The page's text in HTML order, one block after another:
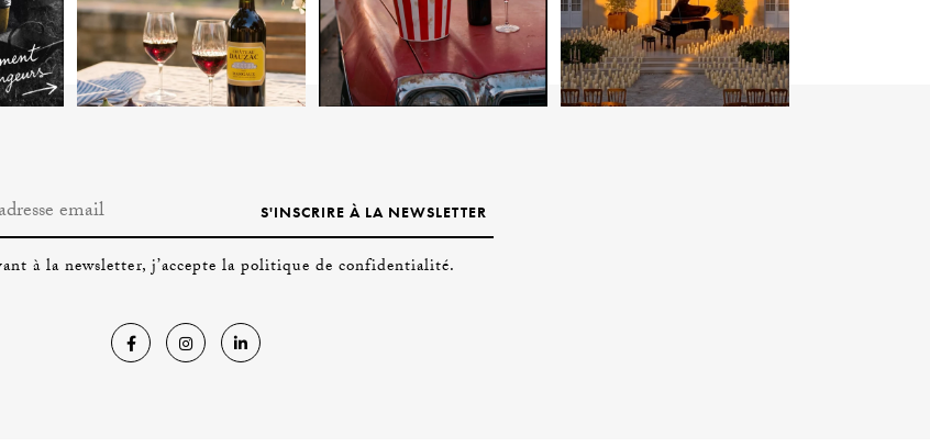
S'INSCRIRE À LA NEWSLETTER
à la newsletter, j’accepte la politique de confidentialité.